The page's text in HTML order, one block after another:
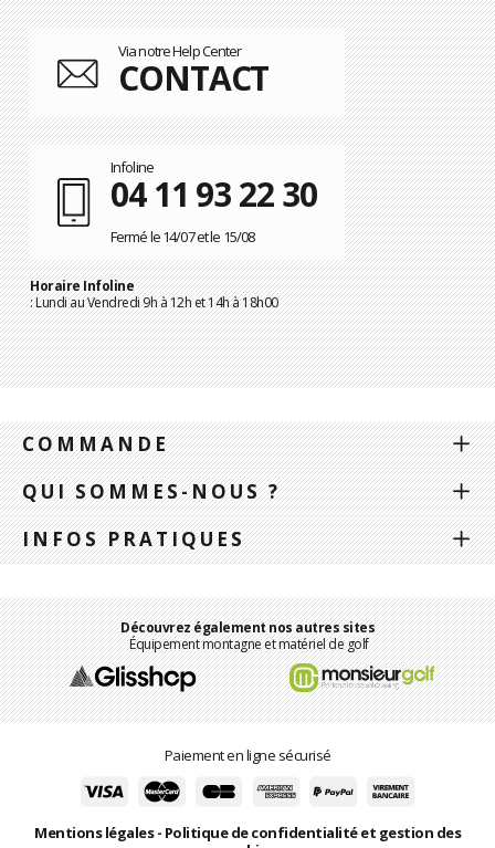
Via notre Help Center
CONTACT
Infoline
04 11 93 22 30
Fermé le 14/07 et le 15/08
Horaire Infoline
: Lundi au Vendredi 9h à 12h et 14h à 18h00
COMMANDE
QUI SOMMES-NOUS ?
INFOS PRATIQUES
Découvrez également nos autres sites
Équipement montagne et matériel de golf
Paiement en ligne sécurisé
Mentions légales- Politique de confidentialité et gestion des